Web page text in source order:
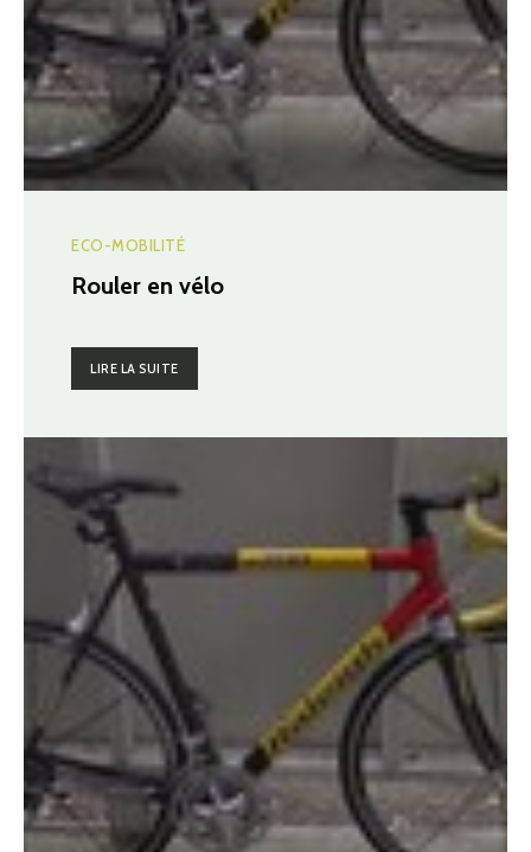
ECO-MOBILITÉ
Rouler en vélo
LIRE LA SUITE